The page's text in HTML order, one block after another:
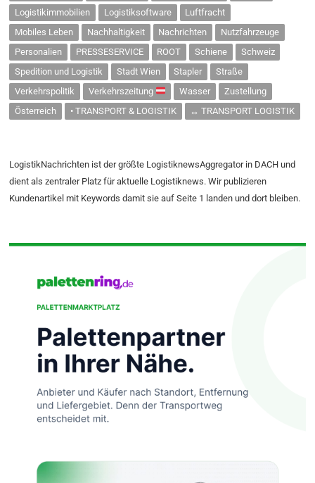
Logistikimmobilien
Logistiksoftware
Luftfracht
Mobiles Leben
Nachhaltigkeit Nachrichten
Nutzfahrzeuge
Personalien
PRESSESERVICE ROOT Schiene
Schweiz
Spedition und Logistik
Stadt Wien Stapler
Straße
Verkehrspolitik
Verkehrszeitung Wasser
Zustellung
Österreich
• TRANSPORT & LOGISTIK ↔ TRANSPORT LOGISTIK
LogistikNachrichten ist der größte LogistiknewsAggregator in DACH und
dient als zentraler Platz für aktuelle Logistiknews. Wir publizieren
Kundenartikel mit Keywords damit sie auf Seite 1 landen und dort bleiben.